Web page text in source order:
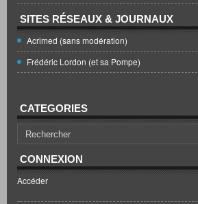
SITES RÉSEAUX & JOURNAUX
Acrimed (sans modération)
Frédéric Lordon (et sa Pompe)
CATEGORIES
CONNEXION
Accéder